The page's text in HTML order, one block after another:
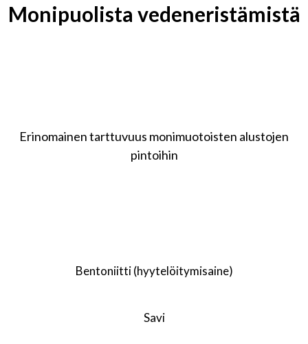
Monipuolista vedeneristämistä
Erinomainen tarttuvuus monimuotoisten alustojen
pintoihin
Bentoniitti (hyytelöitymisaine)
Savi